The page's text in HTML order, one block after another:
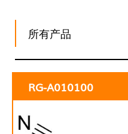
所有产品
RG-A010100